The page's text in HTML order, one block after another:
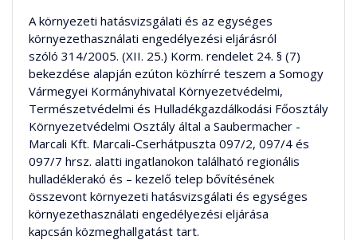
A környezeti hatásvizsgálati és az egységes
környezethasználati engedélyezési eljárásról
szóló 314/2005. (XII. 25.) Korm. rendelet 24. § (7)
bekezdése alapján ezúton közhírré teszem a Somogy
Vármegyei Kormányhivatal Környezetvédelmi,
Természetvédelmi és Hulladékgazdálkodási Főosztály
Környezetvédelmi Osztály által a Saubermacher -
Marcali Kft. Marcali-Cserhátpuszta 097/2, 097/4 és
097/7 hrsz. alatti ingatlanokon található regionális
hulladéklerakó és – kezelő telep bővítésének
összevont környezeti hatásvizsgálati és egységes
környezethasználati engedélyezési eljárása
kapcsán közmeghallgatást tart.